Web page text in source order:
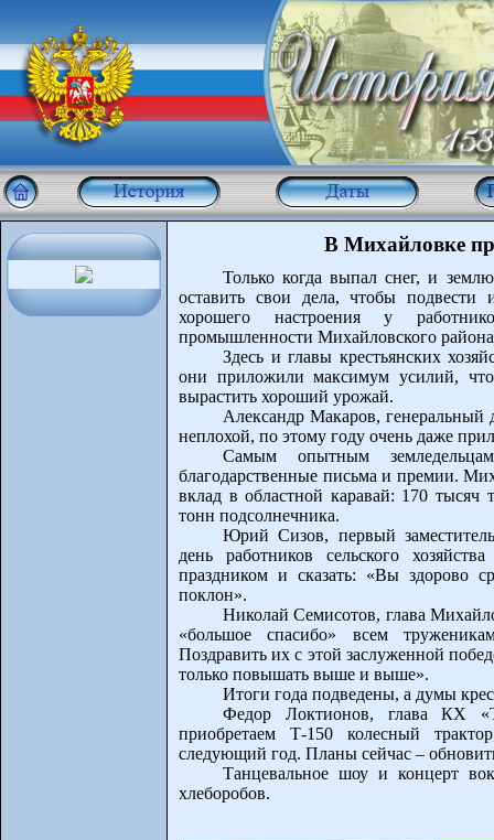
В Михайловке
Только когда выпал снег, и
оставить свои дела, чтобы подвести
хорошего настроения у
промышленности Михайловского района
Здесь и главы крестьянских
они приложили максимум усилий,
вырастить хороший урожай.
Александр Макаров, генеральный
неплохой, по этому году очень даже
Самым опытным
благодарственные письма и премии.
вклад в областной каравай: 170 тысяч
тонн подсолнечника.
Юрий Сизов, первый
день работников сельского
праздником и сказать: «Вы здорово
поклон».
Николай Семисотов, глава
«большое спасибо» всем
Поздравить их с этой заслуженной
только повышать выше и выше».
Итоги года подведены, а думы
Федор Локтионов, глава КХ
приобретаем Т-150 колесный
следующий год. Планы сейчас –
Танцевальное шоу и концерт
хлеборобов.